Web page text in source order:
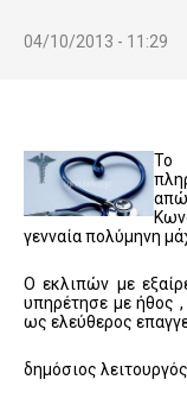
04/10/2013 - 11:29
Το
γενναία πολύμηνη
Ο εκλιπών με
υπηρέτησε με ήθος ,
ως ελεύθερος
δημόσιος